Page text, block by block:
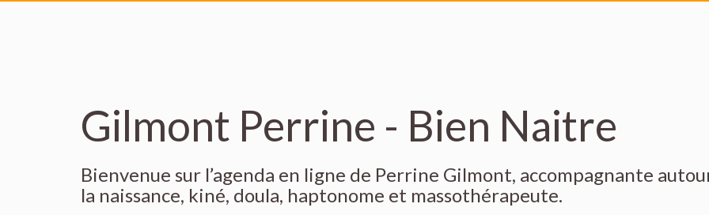
Gilmont Perrine - Bien Naitre
Bienvenue sur l’agenda en ligne de Perrine Gilmont, accompagnante
la naissance, kiné, doula, haptonome et massothérapeute.